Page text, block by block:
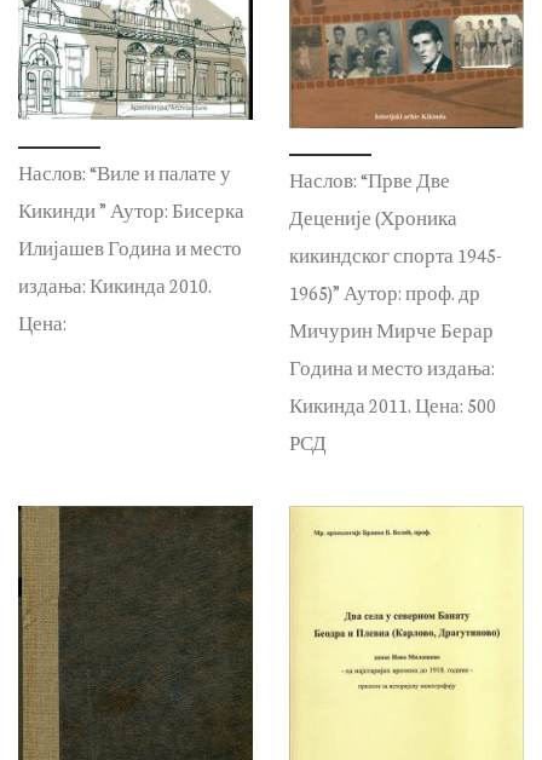
Наслов: “Виле и палате у
Кикинди ” Аутор: Бисерка
Илијашев Година и место
издања: Кикинда 2010.
Цена:
Наслов: “Прве Две
Деценије (Хроника
кикиндског спорта 1945-
1965)” Аутор: проф. др
Мичурин Мирче Берар
Година и место издања:
Кикинда 2011. Цена: 500
РСД